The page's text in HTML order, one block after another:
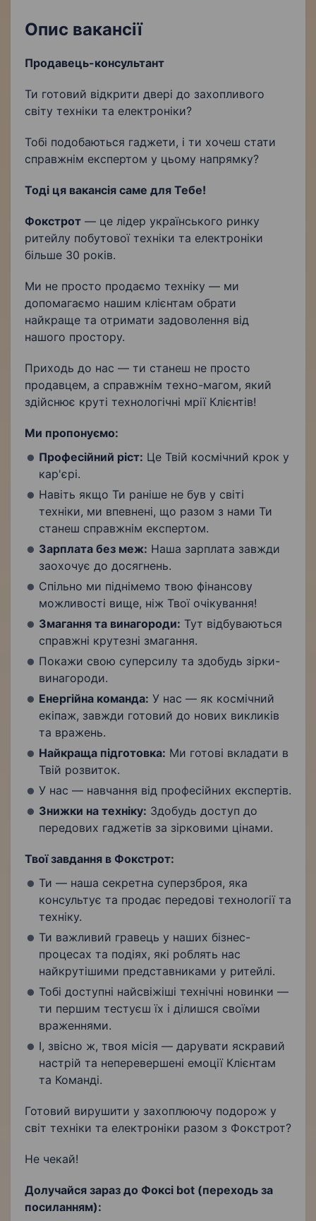
Опис вакансії
Продавець-консультант
Ти готовий відкрити двері до захопливого
світу техніки та електроніки?
Тобі подобаються гаджети, і ти хочеш стати
справжнім експертом у цьому напрямку?
Тоді ця вакансія саме для Тебе!
Фокстрот — це лідер українського ринку
ритейлу побутової техніки та електроніки
більше 30 років.
Ми не просто продаємо техніку — ми
допомагаємо нашим клієнтам обрати
найкраще та отримати задоволення від
нашого простору.
Приходь до нас — ти станеш не просто
продавцем, а справжнім техно-магом, який
здійснює круті технологічні мрії Клієнтів!
Ми пропонуємо:
Професійний ріст: Це Твій космічний крок у
кар'єрі.
Навіть якщо Ти раніше не був у світі
техніки, ми впевнені, що разом з нами Ти
станеш справжнім експертом.
Зарплата без меж: Наша зарплата завжди
заохочує до досягнень.
Спільно ми піднімемо твою фінансову
можливості вище, ніж Твої очікування!
Змагання та винагороди: Тут відбуваються
справжні крутезні змагання.
Покажи свою суперсилу та здобудь зірки-
винагороди.
Енергійна команда: У нас — як космічний
екіпаж, завжди готовий до нових викликів
та вражень.
Найкраща підготовка: Ми готові вкладати в
Твій розвиток.
У нас — навчання від професійних експертів.
Знижки на техніку: Здобудь доступ до
передових гаджетів за зірковими цінами.
Твої завдання в Фокстрот:
Ти — наша секретна суперзброя, яка
консультує та продає передові технології та
техніку.
Ти важливий гравець у наших бізнес-
процесах та подіях, які роблять нас
найкрутішими представниками у ритейлі.
Тобі доступні найсвіжіші технічні новинки —
ти першим тестуєш їх і ділишся своїми
враженнями.
І, звісно ж, твоя місія — дарувати яскравий
настрій та неперевершені емоції Клієнтам
та Команді.
Готовий вирушити у захоплюючу подорож у
світ техніки та електроніки разом з Фокстрот?
Не чекай!
Долучайся зараз до Фоксі bot (переходь за
посиланням):